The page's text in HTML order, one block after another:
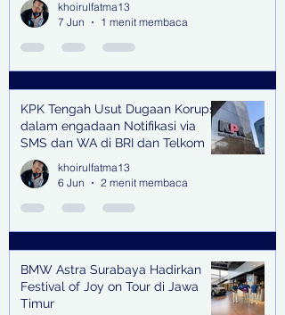
khoirulfatma13
7 Jun
1 menit membaca
KPK Tengah Usut Dugaan Korupsi
dalam engadaan Notifikasi via
SMS dan WA di BRI dan Telkom
khoirulfatma13
6 Jun
2 menit membaca
BMW Astra Surabaya Hadirkan
Festival of Joy on Tour di Jawa
Timur